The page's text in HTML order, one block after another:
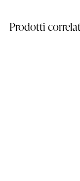
Prodotti